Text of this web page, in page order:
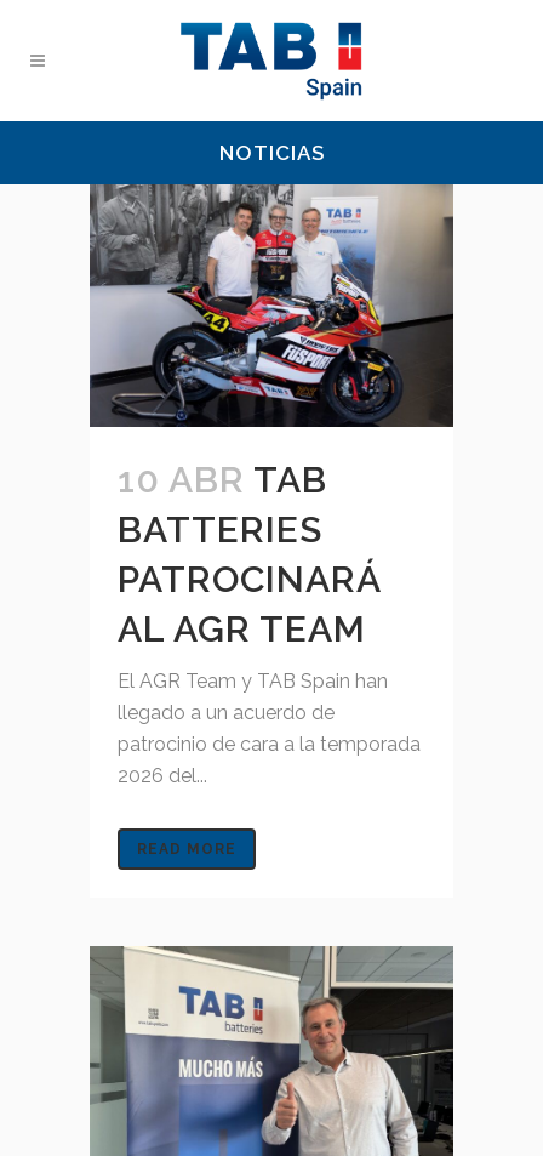
NOTICIAS
10 ABR TAB
BATTERIES
PATROCINARÁ
AL AGR TEAM
El AGR Team y TAB Spain han
llegado a un acuerdo de
patrocinio de cara a la temporada
2026 del...
READ MORE